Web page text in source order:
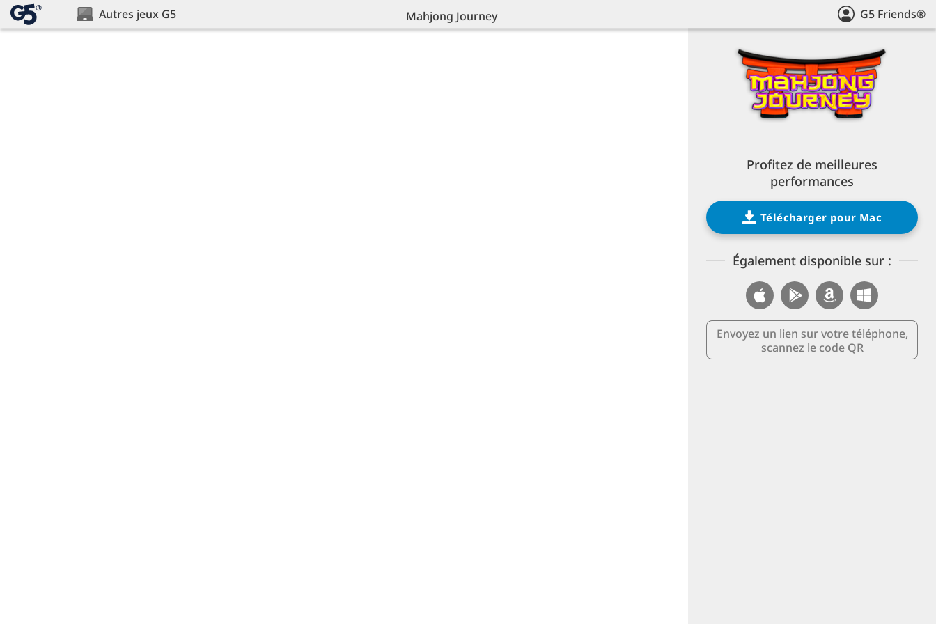
® Autres jeux G5 Mahjong Journey G5 Friends®
Profitez de meilleures
performances
Télécharger pour Mac
Également disponible sur :
Envoyez un lien sur votre téléphone,
scannez le code QR